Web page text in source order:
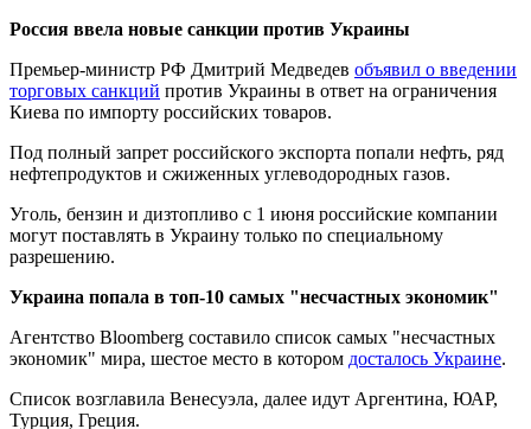
Россия ввела новые санкции против Украины
Премьер-министр РФ Дмитрий Медведев объявил о введении
торговых санкций против Украины в ответ на ограничения
Киева по импорту российских товаров.
Под полный запрет российского экспорта попали нефть, ряд
нефтепродуктов и сжиженных углеводородных газов.
Уголь, бензин и дизтопливо с 1 июня российские компании
могут поставлять в Украину только по специальному
разрешению.
Украина попала в топ-10 самых "несчастных экономик"
Агентство Bloomberg составило список самых "несчастных
экономик" мира, шестое место в котором досталось Украине.
Список возглавила Венесуэла, далее идут Аргентина, ЮАР,
Турция, Греция.